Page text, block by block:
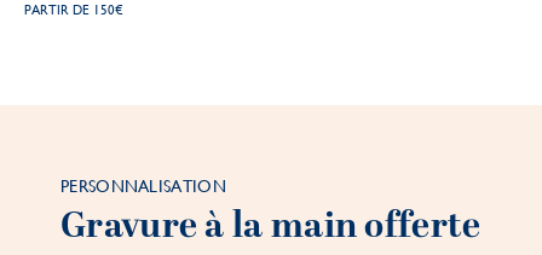
PARTIR DE 150€
PERSONNALISATION
Gravure à la main offerte